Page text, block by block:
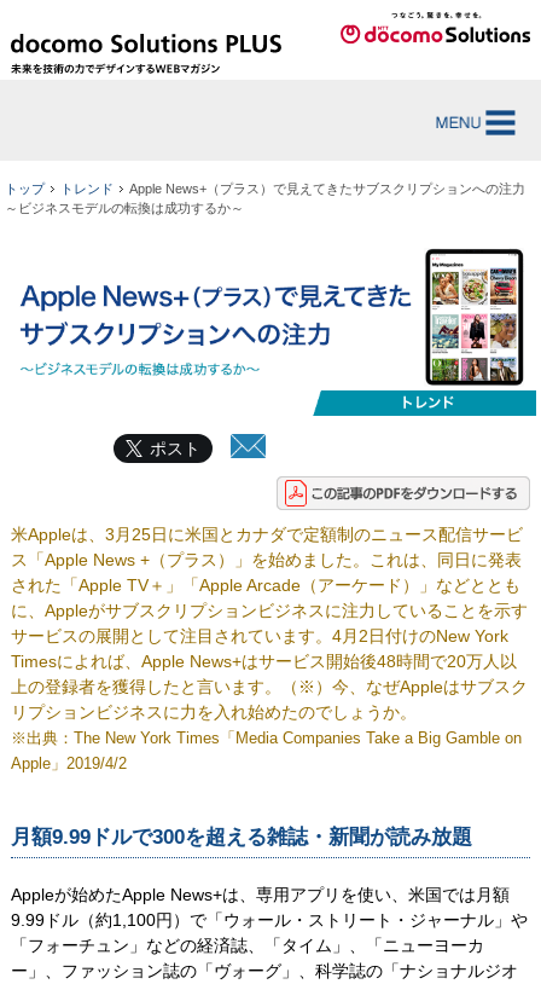
トップ トレンド
Apple News+（プラス）で見えてきたサブスクリプションへの注力
～ビジネスモデルの転換は成功するか～
ポスト
米Appleは、3月25日に米国とカナダで定額制のニュース配信サービ
ス「Apple News +（プラス）」を始めました。これは、同日に発表
された「Apple TV＋」「Apple Arcade（アーケード）」などととも
に、Appleがサブスクリプションビジネスに注力していることを示す
サービスの展開として注目されています。4月2日付けのNew York
Timesによれば、Apple News+はサービス開始後48時間で20万人以
上の登録者を獲得したと言います。（※）今、なぜAppleはサブスク
リプションビジネスに力を入れ始めたのでしょうか。
※出典： The New York Times「Media Companies Take a Big Gamble on
Apple」2019/4/2
月額9.99ドルで300を超える雑誌・新聞が読み放題
Appleが始めたApple News+は、専用アプリを使い、米国では月額
9.99ドル（約1,100円）で「ウォール・ストリート・ジャーナル」や
「フォーチュン」などの経済誌、「タイム」、「ニューヨーカ
ー」、ファッション誌の「ヴォーグ」、科学誌の「ナショナルジオ